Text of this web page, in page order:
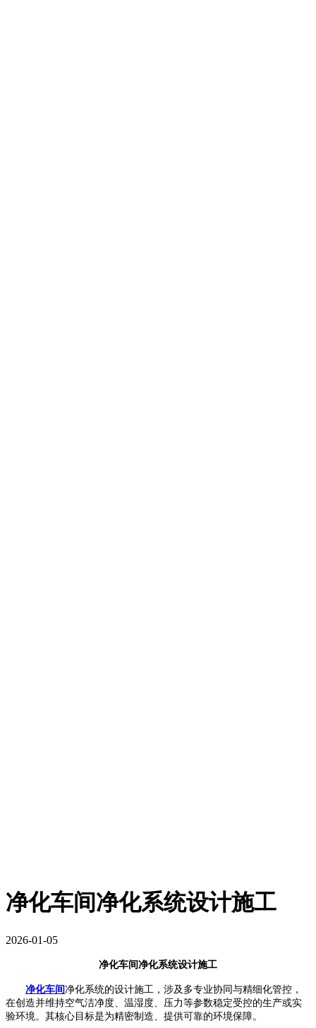
净化车间净化系统设计施工
2026-01-05
净化车间净化系统设计施工
净化车间净化系统的设计施工，涉及多专业协同与精细化管控，
在创造并维持空气洁净度、温湿度、压力等参数稳定受控的生产或实
验环境。其核心目标是为精密制造、提供可靠的环境保障。